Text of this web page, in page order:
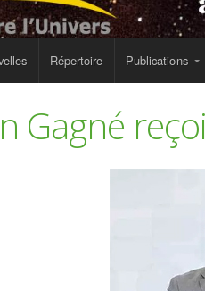
Répertoire Publications
Gagné